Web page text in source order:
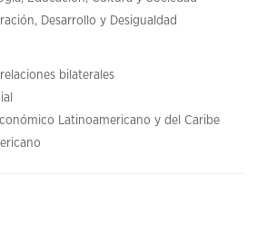
Desarrollo y Desigualdad
bilaterales
Latinoamericano y del Caribe